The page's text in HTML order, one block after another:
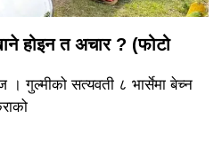
होइन त अचार ? (फोटो
। गुल्मीको सत्यवती ८ भार्सेमा बेच्न